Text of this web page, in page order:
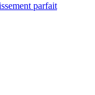
parfait